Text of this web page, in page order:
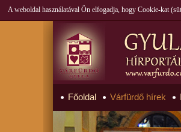
A weboldal használatával Ön elfogadja, hogy Cookie-kat
Főoldal Várfürdő hírek